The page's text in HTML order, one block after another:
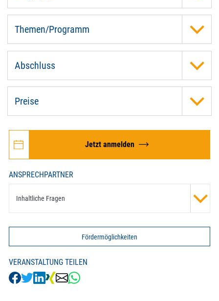
Themen/Programm
Abschluss
Preise
Jetzt anmelden
ANSPRECHPARTNER
Inhaltliche Fragen
Fördermöglichkeiten
VERANSTALTUNG TEILEN